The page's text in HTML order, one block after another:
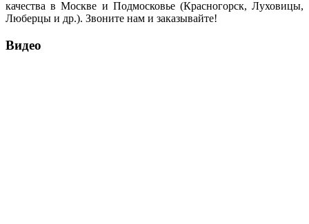
качества в Москве и Подмосковье (Красногорск, Луховицы,
Люберцы и др.). Звоните нам и заказывайте!
Видео